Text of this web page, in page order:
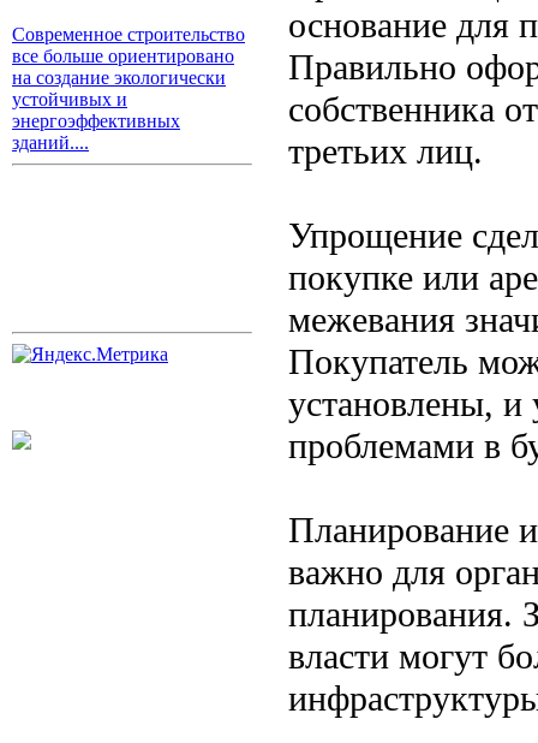
Современное строительство
все больше ориентировано
на создание экологически
устойчивых и
энергоэффективных
зданий....
основание для
Правильно
собственника
третьих лиц.
Упрощение
покупке или
межевания
Покупатель
установлены, и
проблемами в
Планирование
важно для
планирования.
власти могут